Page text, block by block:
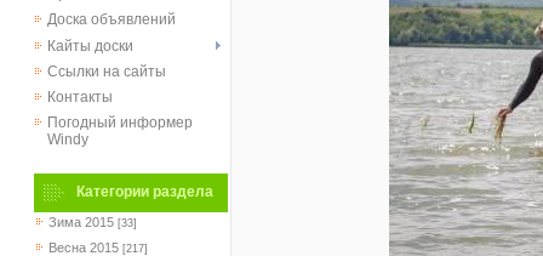
Доска объявлений
Кайты доски
Ссылки на сайты
Контакты
Погодный информер
Windy
Категории раздела
Зима 2015 [33]
Весна 2015 [217]